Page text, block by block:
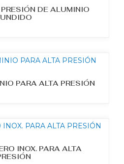
DE ALUMINIO
PARA ALTA PRESIÓN
INOX. PARA ALTA